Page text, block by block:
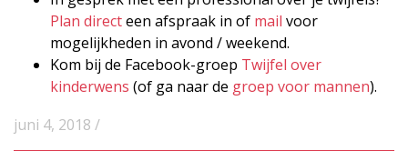
Plan directeen afspraak in of mail voor
mogelijkheden in avond / weekend.
Kom bij de Facebook-groep Twijfel over
kinderwens (of ga naar de groep voor mannen).
juni 4, 2018 /